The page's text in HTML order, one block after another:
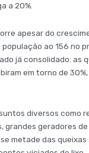
a 20%.
apesar do
ao 156 no
já consolidado: as
em torno de
diversos como
grandes geradores
metade das